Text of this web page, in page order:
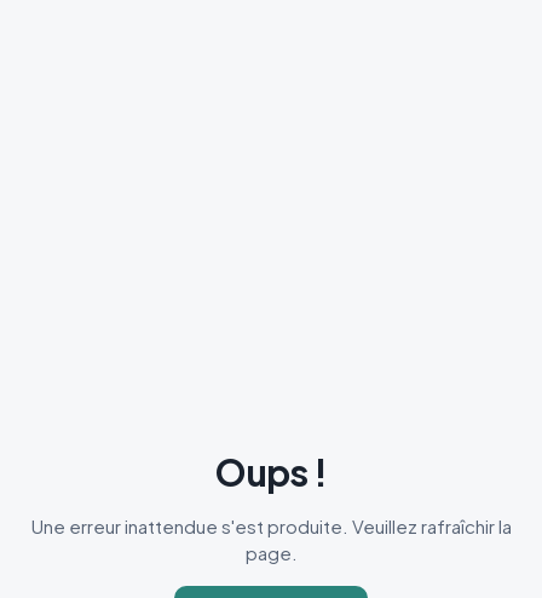
Oups !
Une erreur inattendue s'est produite. Veuillez rafraîchir la
page.